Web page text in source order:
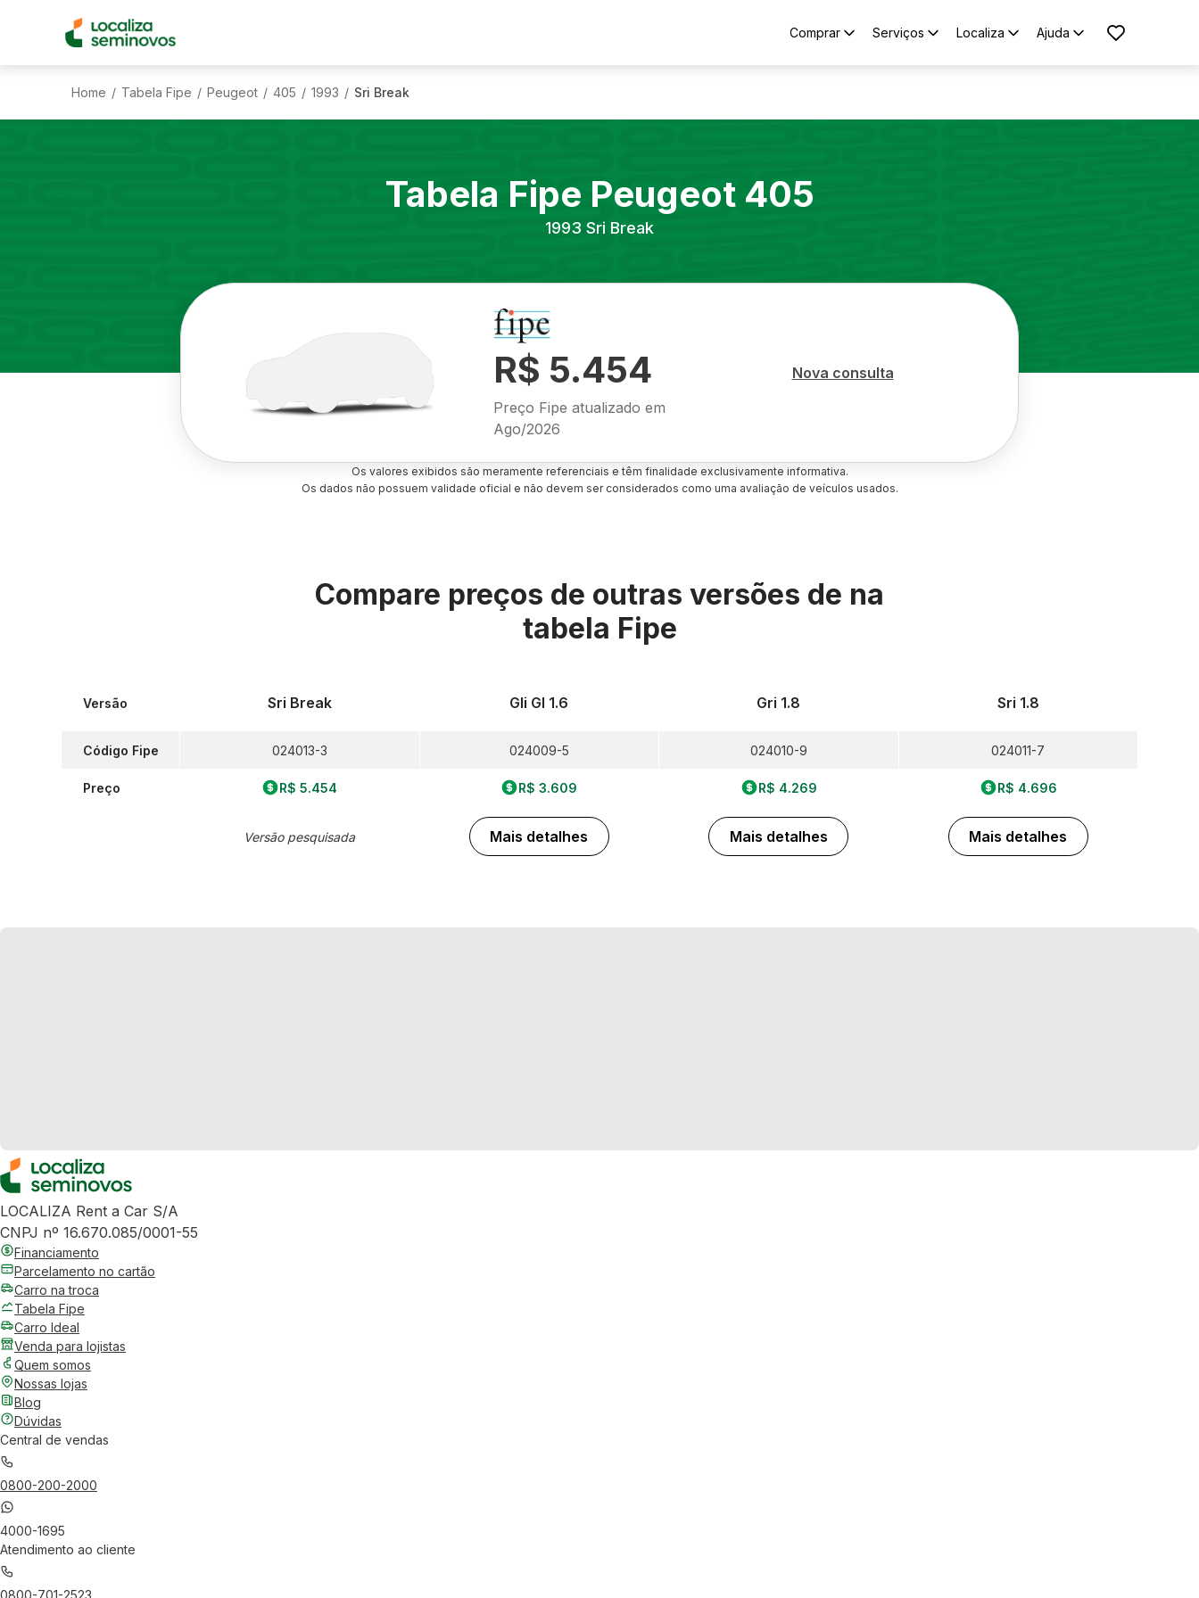
Comprar Serviços Localiza Ajuda
Home / Tabela Fipe / Peugeot / 405 / 1993 / Sri Break
Tabela Fipe Peugeot 405
1993 Sri Break
R$ 5.454
Preço Fipe atualizado em
Ago/2026
Nova consulta
Os valores exibidos são meramente referenciais e têm finalidade exclusivamente informativa.
Os dados não possuem validade oficial e não devem ser considerados como uma avaliação de veículos usados.
Compare preços de outras versões de na
tabela Fipe
Versão
Código Fipe
Preço
Sri Break
024013-3
R$ 5.454
Versão pesquisada
Gli Gl 1.6
024009-5
R$ 3.609
Mais detalhes
Gri 1.8
024010-9
R$ 4.269
Mais detalhes
Sri 1.8
024011-7
R$ 4.696
Mais detalhes
LOCALIZA Rent a Car S/A
CNPJ nº 16.670.085/0001-55
Financiamento
Parcelamento no cartão
Carro na troca
Tabela Fipe
Carro Ideal
Venda para lojistas
Quem somos
Nossas lojas
Blog
Dúvidas
Central de vendas
0800-200-2000
4000-1695
Atendimento ao cliente
0800-701-2523